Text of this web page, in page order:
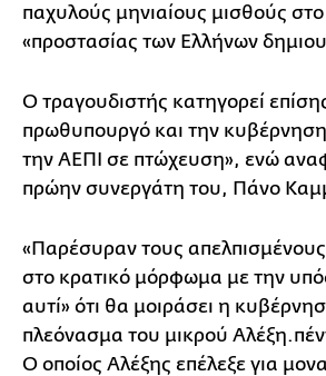
παχυλούς μηνιαίους μισθούς
«προστασίας των Ελλήνων
Ο τραγουδιστής κατηγορεί
πρωθυπουργό και την
την ΑΕΠΙ σε πτώχευση», ενώ
πρώην συνεργάτη του, Πάνο
«Παρέσυραν τους
στο κρατικό μόρφωμα με την
αυτί» ότι θα μοιράσει η
πλεόνασμα του μικρού
Ο οποίος Αλέξης επέλεξε για